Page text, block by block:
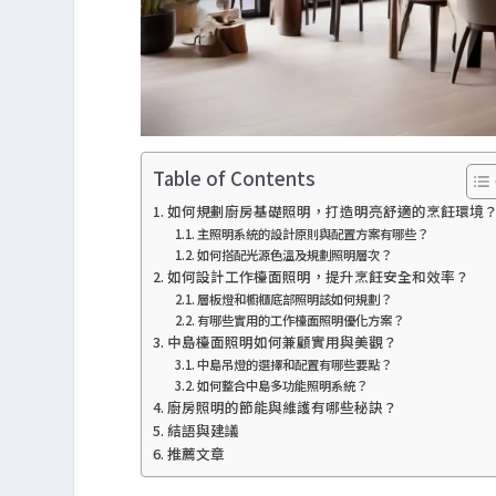
Table of Contents
如何規劃廚房基礎照明，打造明亮舒適的烹飪環境
主照明系統的設計原則與配置方案有哪些？
如何搭配光源色溫及規劃照明層次？
如何設計工作檯面照明，提升烹飪安全和效率？
層板燈和櫥櫃底部照明該如何規劃？
有哪些實用的工作檯面照明優化方案？
中島檯面照明如何兼顧實用與美觀？
中島吊燈的選擇和配置有哪些要點？
如何整合中島多功能照明系統？
廚房照明的節能與維護有哪些秘訣？
結語與建議
推薦文章